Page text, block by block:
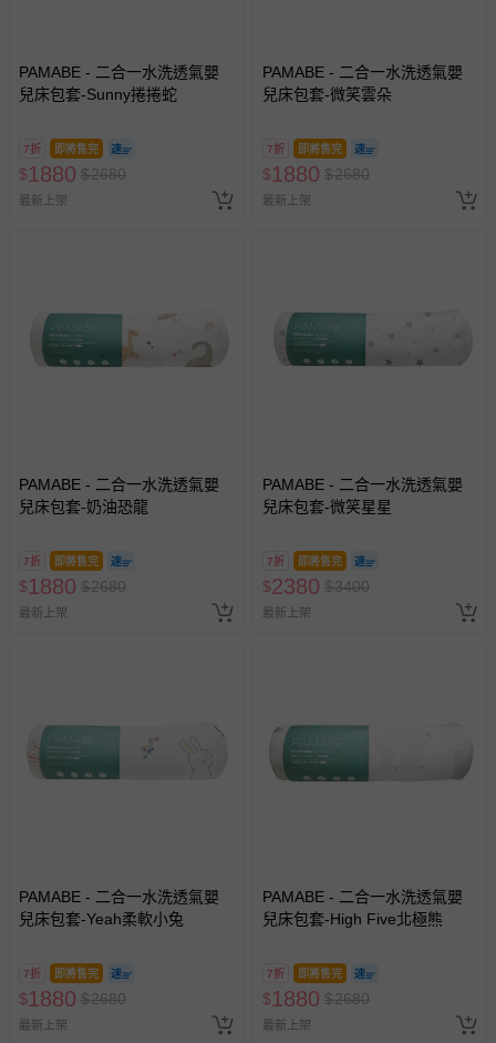
PAMABE - 二合一水洗透氣嬰
兒床包套-Sunny捲捲蛇
7折 即將售完
$1880 $2680
最新上架
PAMABE - 二合一水洗透氣嬰
兒床包套-微笑雲朵
7折 即將售完
$1880 $2680
最新上架
PAMABE - 二合一水洗透氣嬰
兒床包套-奶油恐龍
7折 即將售完
$1880 $2680
最新上架
PAMABE - 二合一水洗透氣嬰
兒床包套-微笑星星
7折 即將售完
$2380 $3400
最新上架
PAMABE - 二合一水洗透氣嬰
兒床包套-Yeah柔軟小兔
7折 即將售完
$1880 $2680
最新上架
PAMABE - 二合一水洗透氣嬰
兒床包套-High Five北極熊
7折 即將售完
$1880 $2680
最新上架